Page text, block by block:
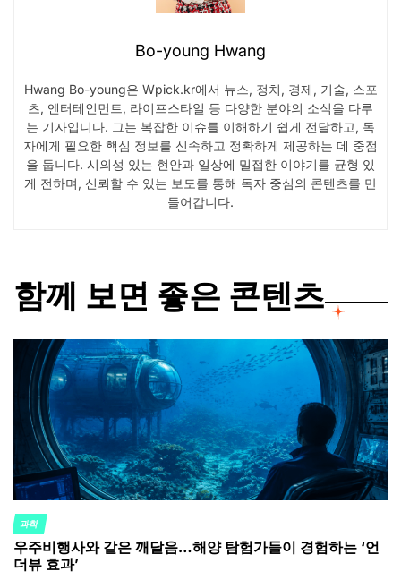
Bo-young Hwang
Hwang Bo-young은 Wpick.kr에서 뉴스, 정치, 경제, 기술, 스포
츠, 엔터테인먼트, 라이프스타일 등 다양한 분야의 소식을 다루
는 기자입니다. 그는 복잡한 이슈를 이해하기 쉽게 전달하고, 독
자에게 필요한 핵심 정보를 신속하고 정확하게 제공하는 데 중점
을 둡니다. 시의성 있는 현안과 일상에 밀접한 이야기를 균형 있
게 전하며, 신뢰할 수 있는 보도를 통해 독자 중심의 콘텐츠를 만
들어갑니다.
함께 보면 좋은 콘텐츠
POSTED
IN
과학
우주비행사와 같은 깨달음…해양 탐험가들이 경험하는 ‘언
더뷰 효과’